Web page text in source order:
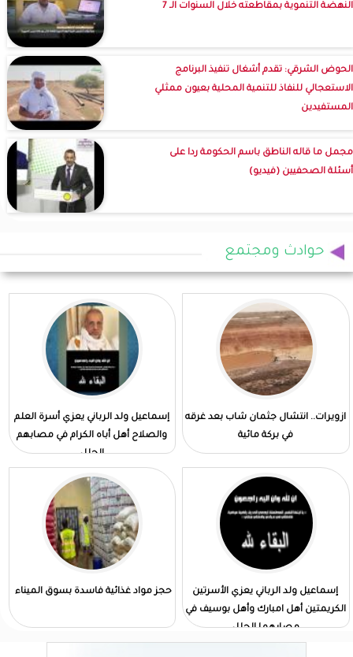
النهضة التنموية بمقاطعته خلال السنوات الـ 7
الحوض الشرقي: تقدم أشغال تنفيذ البرنامج
الاستعجالي للنفاذ للتنمية المحلية بعيون ممثلي
المستفيدين
مجمل ما قاله الناطق باسم الحكومة ردا على
أسئلة الصحفيين (فيديو)
حوادث ومجتمع
ازويرات.. انتشال جثمان شاب بعد غرقه
في بركة مائية
إسماعيل ولد الرباني يعزي أسرة العلم
والصلاح أهل أباه الكرام في مصابهم
الجلل
إسماعيل ولد الرباني يعزي الأسرتين
الكريمتين أهل امبارك وأهل بوسيف في
مصابهما الجلل
حجز مواد غذائية فاسدة بسوق الميناء